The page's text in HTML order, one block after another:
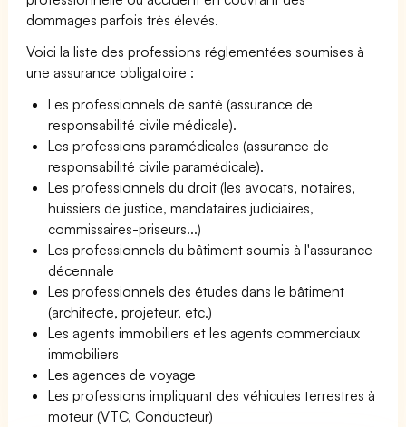
dommages parfois très élevés.
Voici la liste des professions réglementées soumises à
une assurance obligatoire :
Les professionnels de santé (assurance de
responsabilité civile médicale).
Les professions paramédicales (assurance de
responsabilité civile paramédicale).
Les professionnels du droit (les avocats, notaires,
huissiers de justice, mandataires judiciaires,
commissaires-priseurs...)
Les professionnels du bâtiment soumis à l'assurance
décennale
Les professionnels des études dans le bâtiment
(architecte, projeteur, etc.)
Les agents immobiliers et les agents commerciaux
immobiliers
Les agences de voyage
Les professions impliquant des véhicules terrestres à
moteur (VTC, Conducteur)